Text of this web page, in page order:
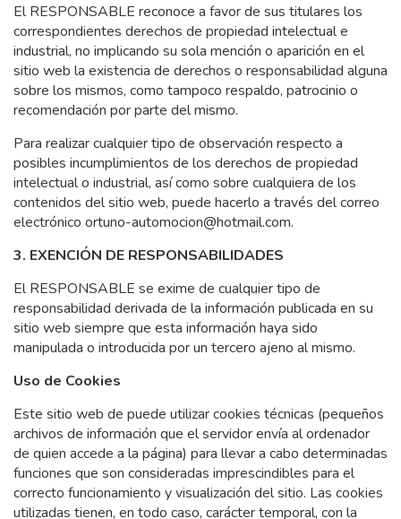
El RESPONSABLE reconoce a favor de sus titulares los
correspondientes derechos de propiedad intelectual e
industrial, no implicando su sola mención o aparición en el
sitio web la existencia de derechos o responsabilidad alguna
sobre los mismos, como tampoco respaldo, patrocinio o
recomendación por parte del mismo.
Para realizar cualquier tipo de observación respecto a
posibles incumplimientos de los derechos de propiedad
intelectual o industrial, así como sobre cualquiera de los
contenidos del sitio web, puede hacerlo a través del correo
electrónico ortuno-automocion@hotmail.com.
3. EXENCIÓN DE RESPONSABILIDADES
El RESPONSABLE se exime de cualquier tipo de
responsabilidad derivada de la información publicada en su
sitio web siempre que esta información haya sido
manipulada o introducida por un tercero ajeno al mismo.
Uso de Cookies
Este sitio web de puede utilizar cookies técnicas (pequeños
archivos de información que el servidor envía al ordenador
de quien accede a la página) para llevar a cabo determinadas
funciones que son consideradas imprescindibles para el
correcto funcionamiento y visualización del sitio. Las cookies
utilizadas tienen, en todo caso, carácter temporal, con la